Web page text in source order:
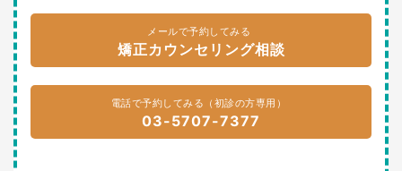
メールで予約してみる
矯正カウンセリング相談
電話で予約してみる（初診の方専用）
03-5707-7377